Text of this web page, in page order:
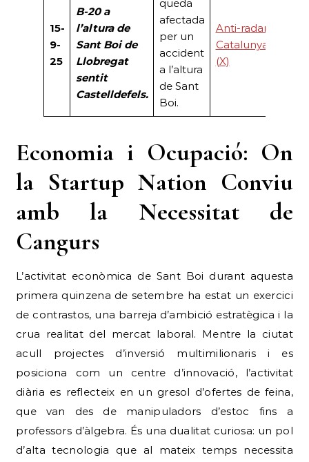
15-
9-
25
B-20 a
l’altura de
Sant Boi de
Llobregat
sentit
Castelldefels.
queda
afectada
per un
accident
a l’altura
de Sant
Boi.
Anti-radar
Catalunya
(X)
Economia i Ocupació: On
la Startup Nation Conviu
amb la Necessitat de
Cangurs
L’activitat econòmica de Sant Boi durant aquesta
primera quinzena de setembre ha estat un exercici
de contrastos, una barreja d’ambició estratègica i la
crua realitat del mercat laboral. Mentre la ciutat
acull projectes d’inversió multimilionaris i es
posiciona com un centre d’innovació, l’activitat
diària es reflecteix en un gresol d’ofertes de feina,
que van des de manipuladors d’estoc fins a
professors d’àlgebra. És una dualitat curiosa: un pol
d’alta tecnologia que al mateix temps necessita